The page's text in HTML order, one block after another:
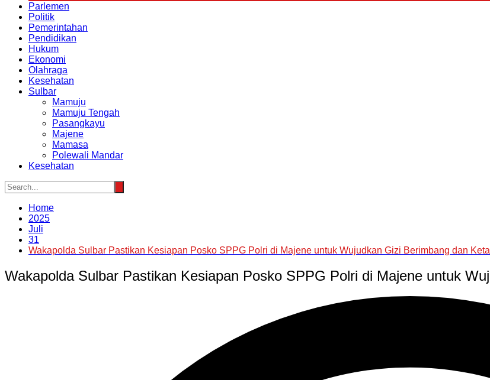
Parlemen
Politik
Pemerintahan
Pendidikan
Hukum
Ekonomi
Olahraga
Kesehatan
Sulbar
Mamuju
Mamuju Tengah
Pasangkayu
Majene
Mamasa
Polewali Mandar
Kesehatan
Home
2025
Juli
31
Wakapolda Sulbar Pastikan Kesiapan Posko SPPG Polri di Majene untuk Wujudkan Gizi Berimbang dan
Wakapolda Sulbar Pastikan Kesiapan Posko SPPG Polri di Majene untuk